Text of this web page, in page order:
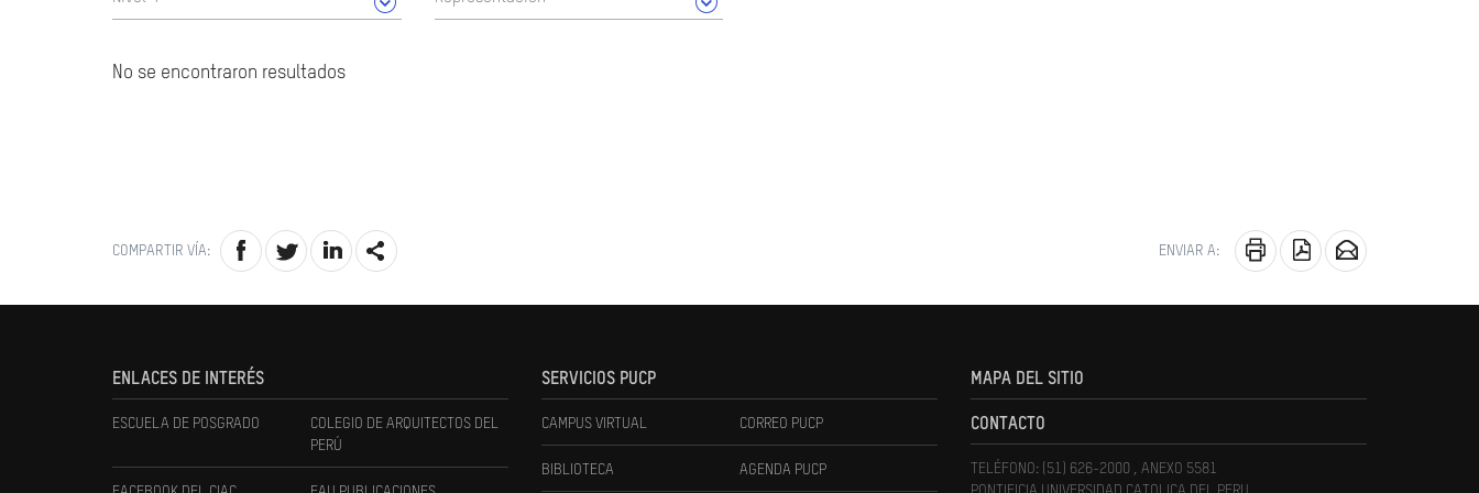
No se encontraron resultados
COMPARTIR VÍA: ENVIAR A:
ENLACES DE INTERÉS
ESCUELA DE POSGRADO
COLEGIO DE ARQUITECTOS DEL
PERÚ
SERVICIOS PUCP
CAMPUS VIRTUAL CORREO PUCP
BIBLIOTECA AGENDA PUCP
MAPA DEL SITIO
CONTACTO
TELÉFONO: (51) 626-2000 , ANEXO 5581